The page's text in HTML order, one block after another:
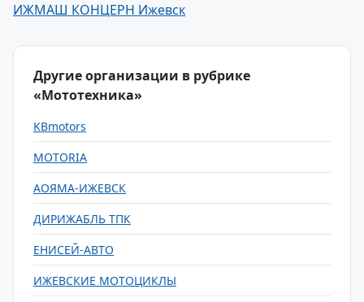
ИЖМАШ КОНЦЕРН Ижевск
Другие организации в рубрике
«Мототехника»
KBmotors
MOTORIA
АОЯМА-ИЖЕВСК
ДИРИЖАБЛЬ ТПК
ЕНИСЕЙ-АВТО
ИЖЕВСКИЕ МОТОЦИКЛЫ